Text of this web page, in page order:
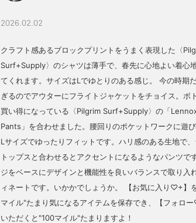
2026.02.02
クラフト感あるブロックプリントをうまく表現した〈
Surf+Supply〉のシャツは薄手で、春先に心地よい着心
てくれます。サイズはLでゆとりのある感じ。 今の時期
ぎるのでアウターにフライトジャケットをチョイス。ボ
買い得になっている〈Pilgrim Surf+Supply〉の「
Pants」を合わせました。腰回りのポケットワークに遊び
Lサイズでゆったりフィットです。ハリ感のある生地で
トップスと合わせるとアクセントになるようなパンツで
ジをベースにデザインと機能性を良いバランスで取り入
ィネートです。いかかでしょうか。 【お気に入り♡+】
マイル"たまり気になるアイテムを保存でき、【フォロ
いただくと"100マイル"たまりますよ！